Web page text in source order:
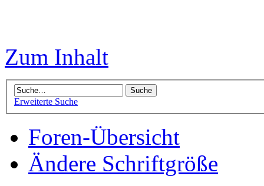
Zum Inhalt
Erweiterte Suche
Foren-Übersicht
Ändere Schriftgröße